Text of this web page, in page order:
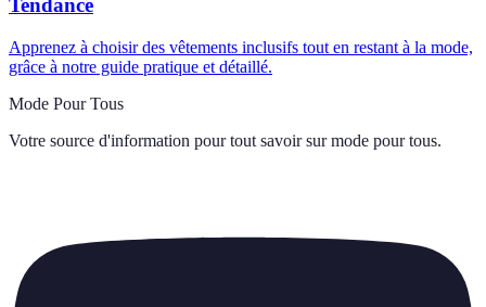
Tendance
Apprenez à choisir des vêtements inclusifs tout en restant à la mode,
grâce à notre guide pratique et détaillé.
Mode Pour Tous
Votre source d'information pour tout savoir sur mode pour tous.